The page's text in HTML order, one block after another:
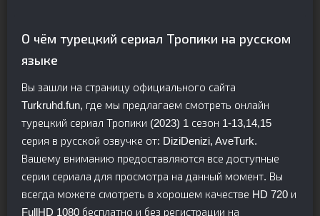
О чём турецкий сериал Тропики на русском
языке
Вы зашли на страницу официального сайта
Turkruhd.fun, где мы предлагаем смотреть онлайн
турецкий сериал Тропики (2023) 1 сезон 1-13,14,15
серия в русской озвучке от: DiziDenizi, AveTurk.
Вашему вниманию предоставляются все доступные
серии сериала для просмотра на данный момент. Вы
всегда можете смотреть в хорошем качестве HD 720 и
FullHD 1080 бесплатно и без регистрации на